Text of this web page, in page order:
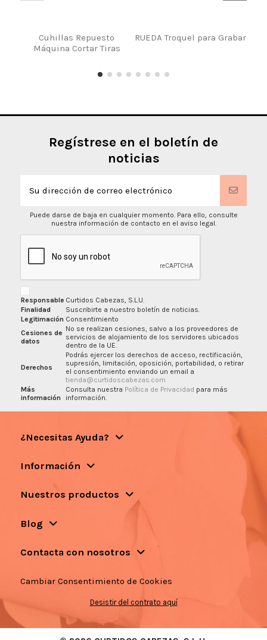
Cuhillas Repuesto
Máquina Cortar Tiras
RUEDA Troquel para Grabar
Regístrese en el boletín de
noticias
Puede darse de baja en cualquier momento. Para ello, consulte
nuestra información de contacto en el aviso legal.
Responsable Curtidos Cabezas, S.L.U.
Finalidad
Suscribirte a nuestro boletín de noticias.
Legitimación Consentimiento
Cesiones de
datos
No se realizan cesiones, salvo a los proveedores de
servicios de alojamiento de los servidores ubicados
dentro de la UE.
Derechos
Podrás ejercer los derechos de acceso, rectificación,
supresión, limitación, oposición, portabilidad, o retirar
el consentimiento enviando un email a
tienda@curtidoscabezas.com
Más
información
Consulta nuestra Política de Privacidad para más
información.
¿Necesitas Ayuda?
Información
Nuestros productos
Blog
Contacta con nosotros
Cambiar Consentimiento de Cookies
Desistir del contrato aquí